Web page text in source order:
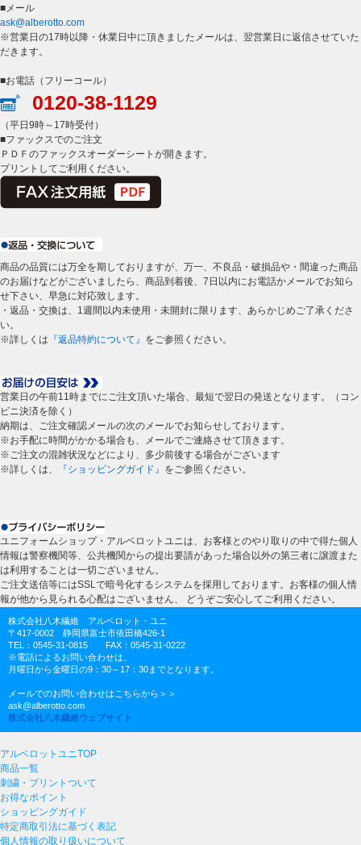
■メール
ask@alberotto.com
※営業日の17時以降・休業日中に頂きましたメールは、翌営業日に返信させていた
だきます。
■お電話（フリーコール）
0120-38-1129
（平日9時～17時受付）
■ファックスでのご注文
ＰＤＦのファックスオーダーシートが開きます。
プリントしてご利用ください。
商品の品質には万全を期しておりますが、万一、不良品・破損品や・間違った商品
のお届けなどがございましたら、商品到着後、7日以内にお電話かメールでお知ら
せ下さい、早急に対応致します。
・返品・交換は、1週間以内未使用・未開封に限ります、あらかじめご了承くださ
い。
※詳しくは 『返品特約について』 をご参照ください。
営業日の午前11時までにご注文頂いた場合、最短で翌日の発送となります。（コン
ビニ決済を除く）
納期は、ご注文確認メールの次のメールでお知らせしております。
※お手配に時間がかかる場合も、メールでご連絡させて頂きます。
※ご注文の混雑状況などにより、多少前後する場合がございます
※詳しくは、
『ショッピングガイド』 をご参照ください。
ユニフォームショップ・アルベロットユニは、お客様とのやり取りの中で得た個人
情報は警察機関等、公共機関からの提出要請があった場合以外の第三者に譲渡また
は利用することは一切ございません。
ご注文送信等にはSSLで暗号化するシステムを採用しております。お客様の個人情
報が他から見られる心配はございません、 どうぞご安心してご利用ください。
株式会社八木繊維 アルベロット・ユニ
〒417-0002 静岡県富士市依田橋426-1
TEL：0545-31-0815 FAX：0545-31-0222
※電話によるお問い合わせは、
月曜日から金曜日の9：30～17：30までとなります。
メールでのお問い合わせはこちらから＞＞
ask@alberotto.com
株式会社八木繊維ウェブサイト
アルベロットユニTOP
商品一覧
刺繍・プリントついて
お得なポイント
ショッピングガイド
特定商取引法に基づく表記
個人情報の取り扱いについて